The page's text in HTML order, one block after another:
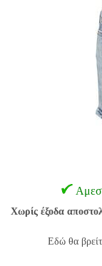
Χωρίς έξοδα
Εδώ θα